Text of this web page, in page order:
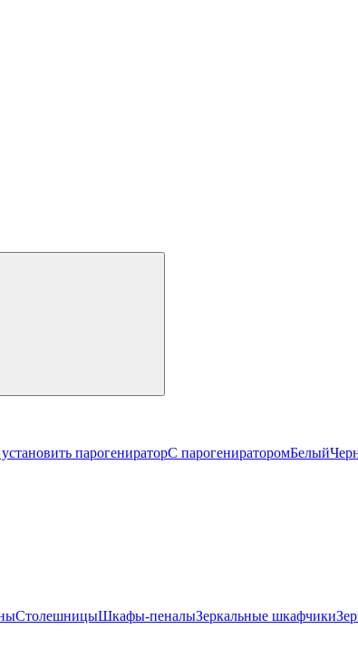
парогенираторС парогенираторомБелый
СтолешницыШкафы-пеналыЗеркальные шкафчики